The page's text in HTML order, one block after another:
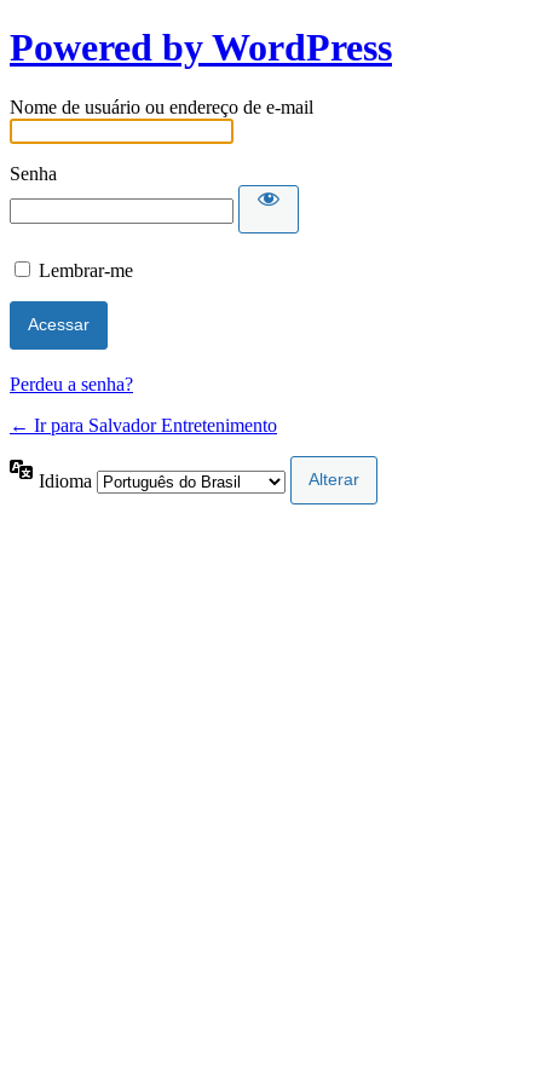
Powered by WordPress
Nome de usuário ou endereço de e-mail
Senha
Lembrar-me
Perdeu a senha?
← Ir para Salvador Entretenimento
Idioma